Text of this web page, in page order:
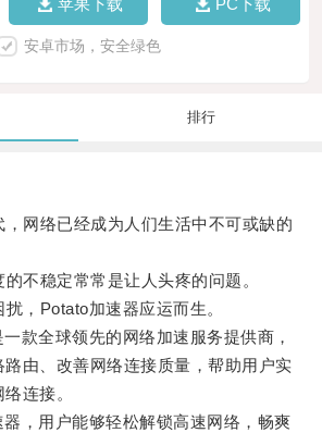
苹果下载 PC下载
安卓市场，安全绿色
排行
络已经成为人们生活中不可或缺的
稳定常常是让人头疼的问题。
Potato加速器应运而生。
全球领先的网络加速服务提供商，
由、改善网络连接质量，帮助用户实
连接。
用户能够轻松解锁高速网络，畅爽